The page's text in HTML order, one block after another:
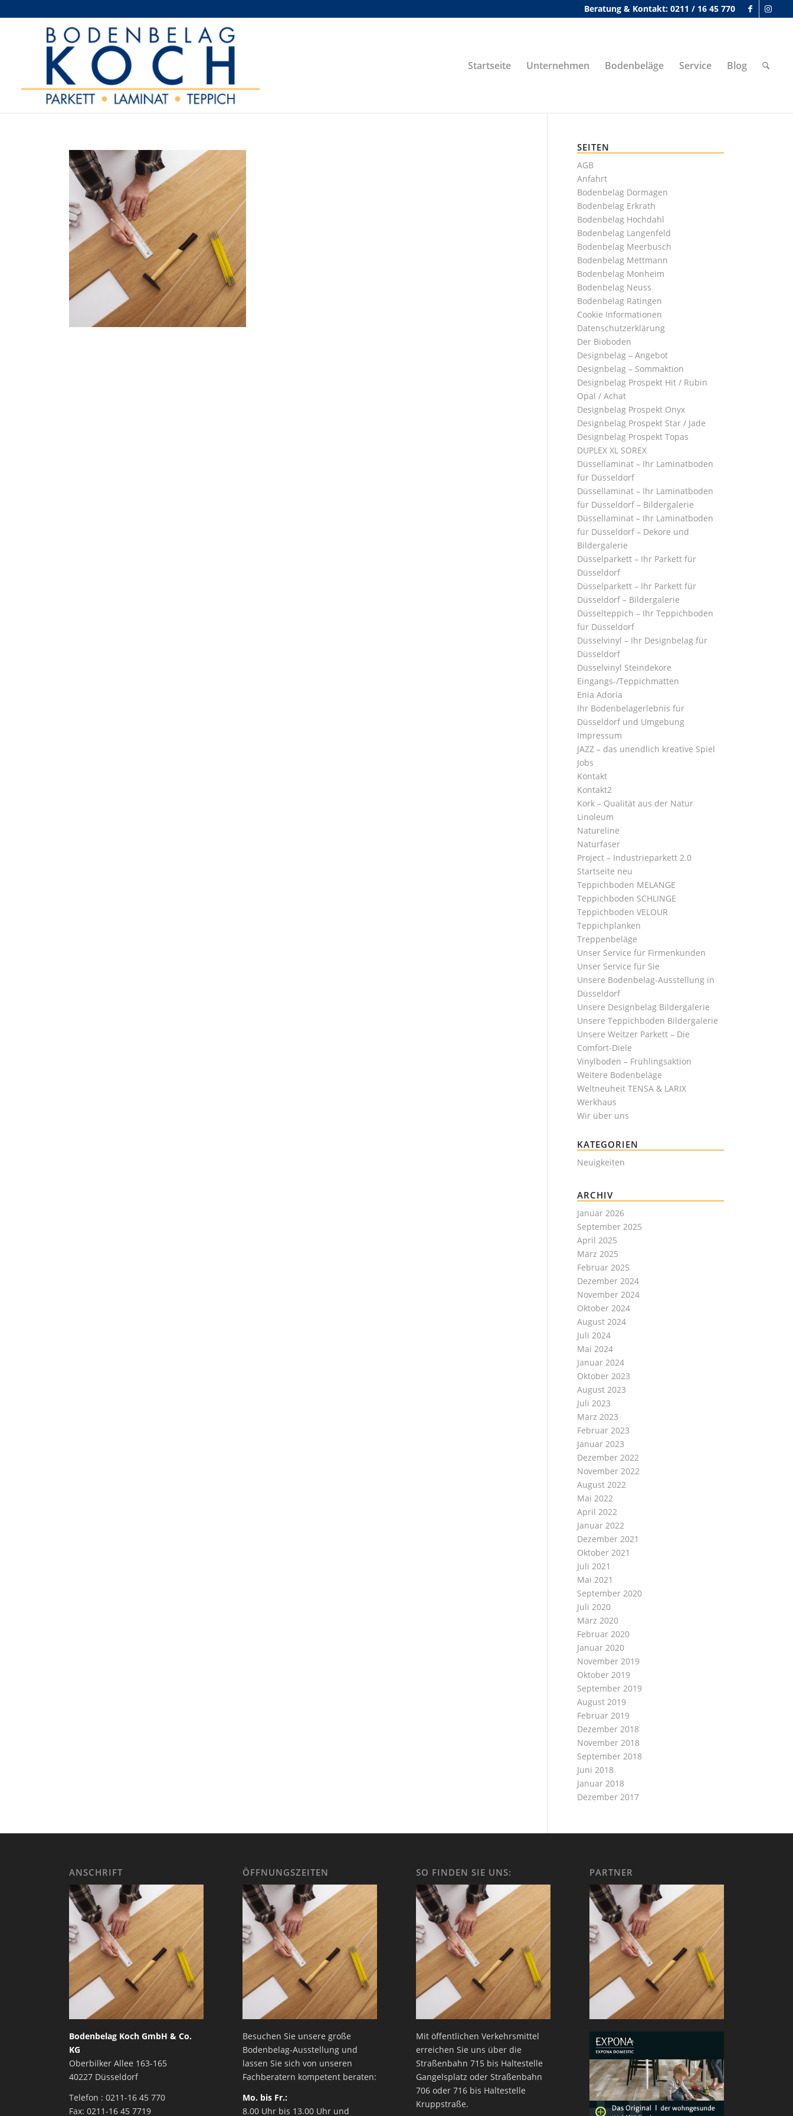
Beratung & Kontakt: 0211 / 16 45 770
Startseite Unternehmen Bodenbeläge Service Blog
SEITEN
AGB
Anfahrt
Bodenbelag Dormagen
Bodenbelag Erkrath
Bodenbelag Hochdahl
Bodenbelag Langenfeld
Bodenbelag Meerbusch
Bodenbelag Mettmann
Bodenbelag Monheim
Bodenbelag Neuss
Bodenbelag Ratingen
Cookie Informationen
Datenschutzerklärung
Der Bioboden
Designbelag – Angebot
Designbelag – Sommaktion
Designbelag Prospekt Hit / Rubin
Opal / Achat
Designbelag Prospekt Onyx
Designbelag Prospekt Star / Jade
Designbelag Prospekt Topas
DUPLEX XL SOREX
Düssellaminat – Ihr Laminatboden
für Düsseldorf
Düssellaminat – Ihr Laminatboden
für Düsseldorf – Bildergalerie
Düssellaminat – Ihr Laminatboden
für Düsseldorf – Dekore und
Bildergalerie
Düsselparkett – Ihr Parkett für
Düsseldorf
Düsselparkett – Ihr Parkett für
Düsseldorf – Bildergalerie
Düsselteppich – Ihr Teppichboden
für Düsseldorf
Düsselvinyl – Ihr Designbelag für
Düsseldorf
Düsselvinyl Steindekore
Eingangs-/Teppichmatten
Enia Adoria
Ihr Bodenbelagerlebnis für
Düsseldorf und Umgebung
Impressum
JAZZ – das unendlich kreative Spiel
Jobs
Kontakt
Kontakt2
Kork – Qualität aus der Natur
Linoleum
Natureline
Naturfaser
Project – Industrieparkett 2.0
Startseite neu
Teppichboden MELANGE
Teppichboden SCHLINGE
Teppichboden VELOUR
Teppichplanken
Treppenbeläge
Unser Service für Firmenkunden
Unser Service für Sie
Unsere Bodenbelag-Ausstellung in
Düsseldorf
Unsere Designbelag Bildergalerie
Unsere Teppichboden Bildergalerie
Unsere Weitzer Parkett – Die
Comfort-Diele
Vinylboden – Frühlingsaktion
Weitere Bodenbeläge
Weltneuheit TENSA & LARIX
Werkhaus
Wir über uns
KATEGORIEN
Neuigkeiten
ARCHIV
Januar 2026
September 2025
April 2025
März 2025
Februar 2025
Dezember 2024
November 2024
Oktober 2024
August 2024
Juli 2024
Mai 2024
Januar 2024
Oktober 2023
August 2023
Juli 2023
März 2023
Februar 2023
Januar 2023
Dezember 2022
November 2022
August 2022
Mai 2022
April 2022
Januar 2022
Dezember 2021
Oktober 2021
Juli 2021
Mai 2021
September 2020
Juli 2020
März 2020
Februar 2020
Januar 2020
November 2019
Oktober 2019
September 2019
August 2019
Februar 2019
Dezember 2018
November 2018
September 2018
Juni 2018
Januar 2018
Dezember 2017
ANSCHRIFT
Bodenbelag Koch GmbH & Co.
KG
Oberbilker Allee 163-165
40227 Düsseldorf
Telefon : 0211-16 45 770
Fax: 0211-16 45 7719
ÖFFNUNGSZEITEN
Besuchen Sie unsere große
Bodenbelag-Ausstellung und
lassen Sie sich von unseren
Fachberatern kompetent beraten:
Mo. bis Fr.:
8.00 Uhr bis 13.00 Uhr und
SO FINDEN SIE UNS:
Mit öffentlichen Verkehrsmittel
erreichen Sie uns über die
Straßenbahn 715 bis Haltestelle
Gangelsplatz oder Straßenbahn
706 oder 716 bis Haltestelle
Kruppstraße.
PARTNER